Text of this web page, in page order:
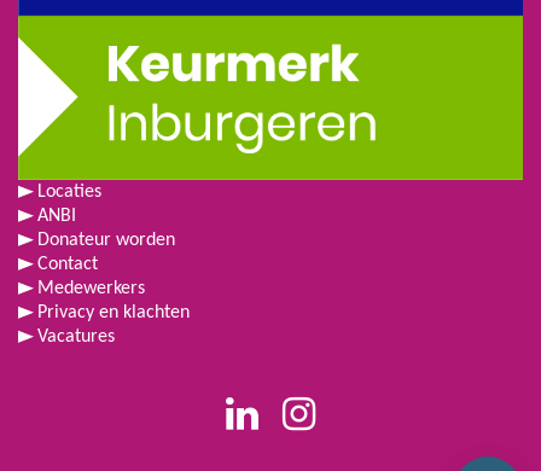
Locaties
ANBI
Donateur worden
Contact
Medewerkers
Privacy en klachten
Vacatures